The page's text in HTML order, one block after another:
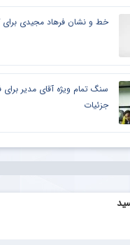
خط و نشان فرهاد مجیدی برای
سنگ تمام ویژه آقای مدیر
جزئیات